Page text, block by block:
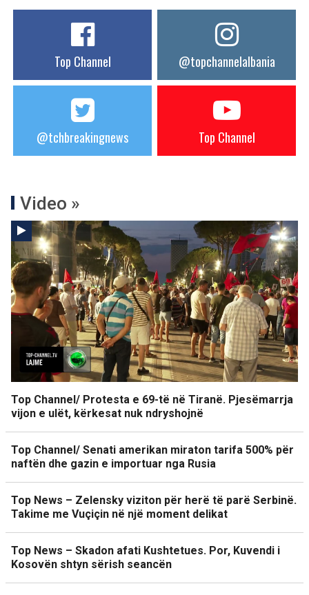
Top Channel @topchannelalbania
@tchbreakingnews Top Channel
Video »
Top Channel/ Protesta e 69-të në Tiranë. Pjesëmarrja
vijon e ulët, kërkesat nuk ndryshojnë
Top Channel/ Senati amerikan miraton tarifa 500% për
naftën dhe gazin e importuar nga Rusia
Top News – Zelensky viziton për herë të parë Serbinë.
Takime me Vuçiçin në një moment delikat
Top News – Skadon afati Kushtetues. Por, Kuvendi i
Kosovën shtyn sërish seancën